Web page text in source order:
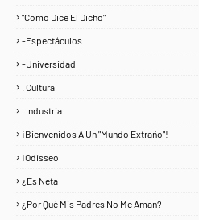
"Como Dice El Dicho"
-Espectáculos
-Universidad
. Cultura
. Industria
¡Bienvenidos A Un "Mundo Extraño"!
¡Odisseo
¿Es Neta
¿Por Qué Mis Padres No Me Aman?